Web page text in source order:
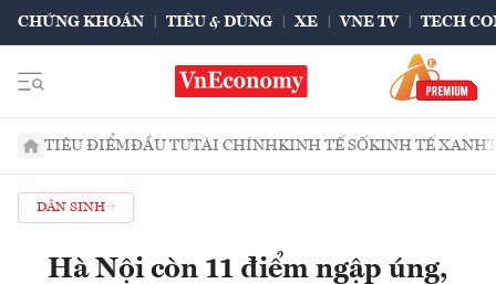
CHỨNG KHOÁN TIÊU & DÙNG XE VNE TV TECH
TIÊU ĐIỂMĐẦU TƯTÀI CHÍNHKINH TẾ SỐKINH TẾ XANH
DÂN SINH
Hà Nội còn 11 điểm ngập úng,